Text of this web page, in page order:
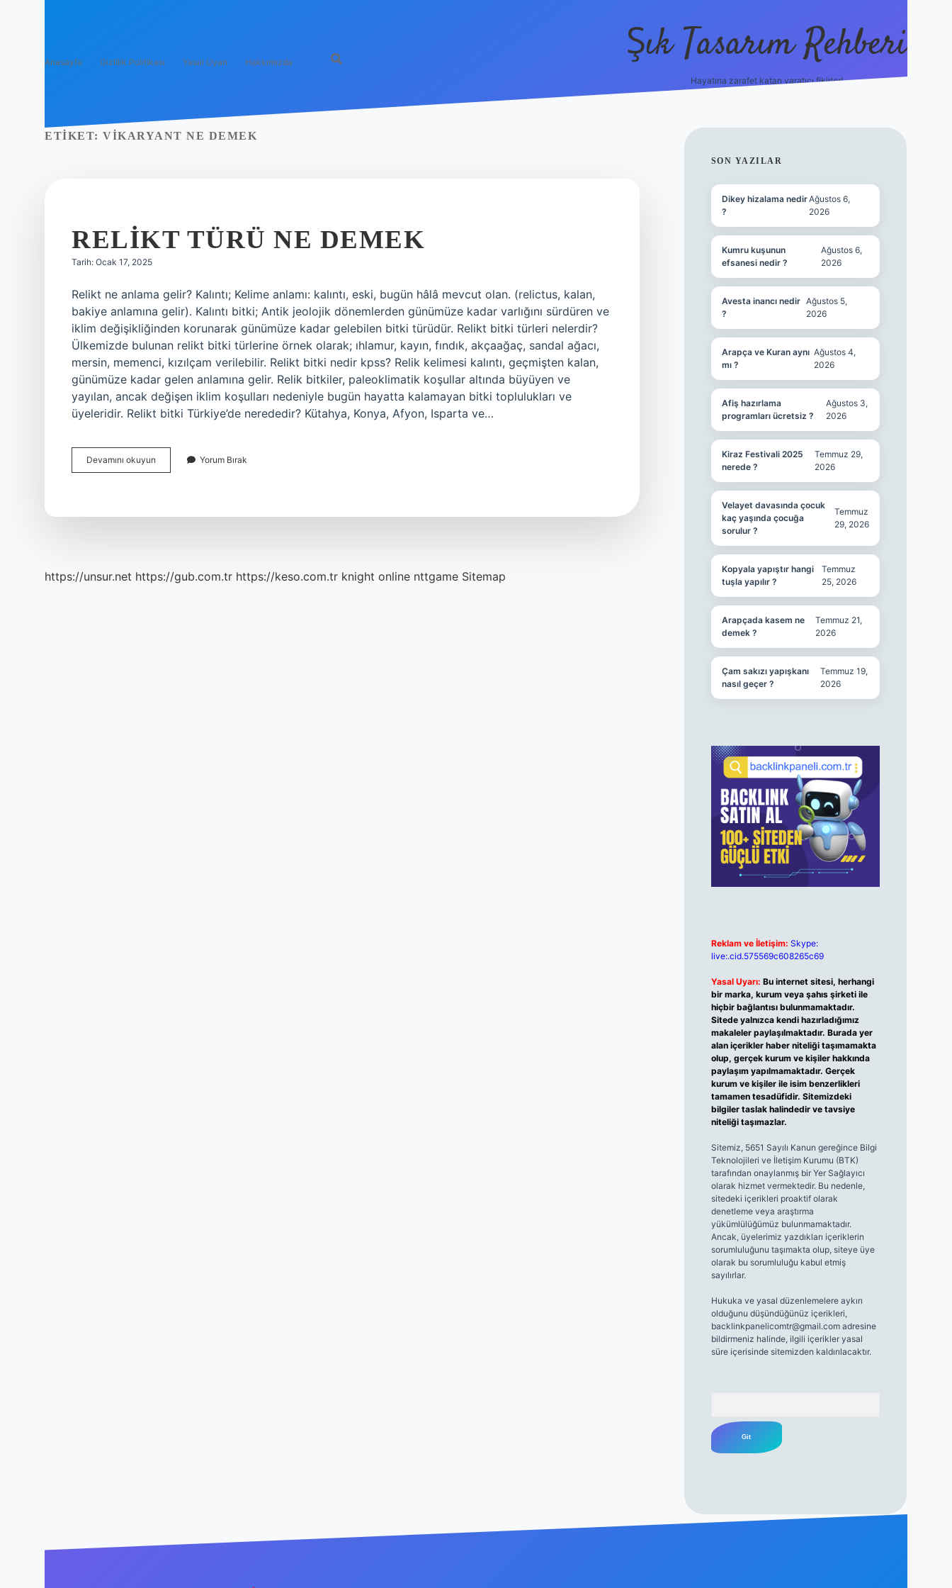
Anasayfa Gizlilik Politikası Yasal Uyarı Hakkımızda Şık Tasarım Rehberi
Hayatına zarafet katan yaratıcı fikirler!
ETIKET: VIKARYANT NE DEMEK
RELIKT TÜRÜ NE DEMEK
Tarih: Ocak 17, 2025
Relikt ne anlama gelir? Kalıntı; Kelime anlamı: kalıntı, eski, bugün hâlâ mevcut olan. (relictus, kalan,
bakiye anlamına gelir). Kalıntı bitki; Antik jeolojik dönemlerden günümüze kadar varlığını sürdüren ve
iklim değişikliğinden korunarak günümüze kadar gelebilen bitki türüdür. Relikt bitki türleri nelerdir?
Ülkemizde bulunan relikt bitki türlerine örnek olarak; ıhlamur, kayın, fındık, akçaağaç, sandal ağacı,
mersin, memenci, kızılçam verilebilir. Relikt bitki nedir kpss? Relik kelimesi kalıntı, geçmişten kalan,
günümüze kadar gelen anlamına gelir. Relik bitkiler, paleoklimatik koşullar altında büyüyen ve
yayılan, ancak değişen iklim koşulları nedeniyle bugün hayatta kalamayan bitki toplulukları ve
üyeleridir. Relikt bitki Türkiye’de nerededir? Kütahya, Konya, Afyon, Isparta ve…
Devamını okuyun
Türü
Yorum Bırak
https://unsur.net https://gub.com.tr https://keso.com.tr knight online nttgame Sitemap
SIDEBAR
SON YAZILAR
Dikey hizalama nedir
?
Ağustos 6,
2026
Kumru kuşunun
efsanesi nedir ?
Ağustos 6,
2026
Avesta inancı nedir
?
Ağustos 5,
2026
Arapça ve Kuran aynı
mı ?
Ağustos 4,
2026
Afiş hazırlama
programları ücretsiz ?
Ağustos 3,
2026
Kiraz Festivali 2025
nerede ?
Temmuz 29,
2026
Velayet davasında çocuk
kaç yaşında çocuğa
sorulur ?
Temmuz
29, 2026
Kopyala yapıştır hangi
tuşla yapılır ?
Temmuz
25, 2026
Arapçada kasem ne
demek ?
Temmuz 21,
2026
Çam sakızı yapışkanı
nasıl geçer ?
Temmuz 19,
2026
Reklam ve İletişim: Skype:
live:.cid.575569c608265c69
Yasal Uyarı: Bu internet sitesi, herhangi
bir marka, kurum veya şahıs şirketi ile
hiçbir bağlantısı bulunmamaktadır.
Sitede yalnızca kendi hazırladığımız
makaleler paylaşılmaktadır. Burada yer
alan içerikler haber niteliği taşımamakta
olup, gerçek kurum ve kişiler hakkında
paylaşım yapılmamaktadır. Gerçek
kurum ve kişiler ile isim benzerlikleri
tamamen tesadüfidir. Sitemizdeki
bilgiler taslak halindedir ve tavsiye
niteliği taşımazlar.
Sitemiz, 5651 Sayılı Kanun gereğince Bilgi
Teknolojileri ve İletişim Kurumu (BTK)
tarafından onaylanmış bir Yer Sağlayıcı
olarak hizmet vermektedir. Bu nedenle,
sitedeki içerikleri proaktif olarak
denetleme veya araştırma
yükümlülüğümüz bulunmamaktadır.
Ancak, üyelerimiz yazdıkları içeriklerin
sorumluluğunu taşımakta olup, siteye üye
olarak bu sorumluluğu kabul etmiş
sayılırlar.
Hukuka ve yasal düzenlemelere aykırı
olduğunu düşündüğünüz içerikleri,
backlinkpanelicomtr@gmail.comadresine
bildirmeniz halinde, ilgili içerikler yasal
süre içerisinde sitemizden kaldırılacaktır.
vdcasino giriş